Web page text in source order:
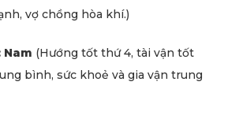
vợ chồng hòa khí.)
Nam (Hướng tốt thứ 4, tài vận tốt
bình, sức khoẻ và gia vận trung